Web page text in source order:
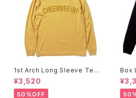
1st Arch Long Sleeve Tee
-Mustard-
¥3,520
50%OFF
Box
e -